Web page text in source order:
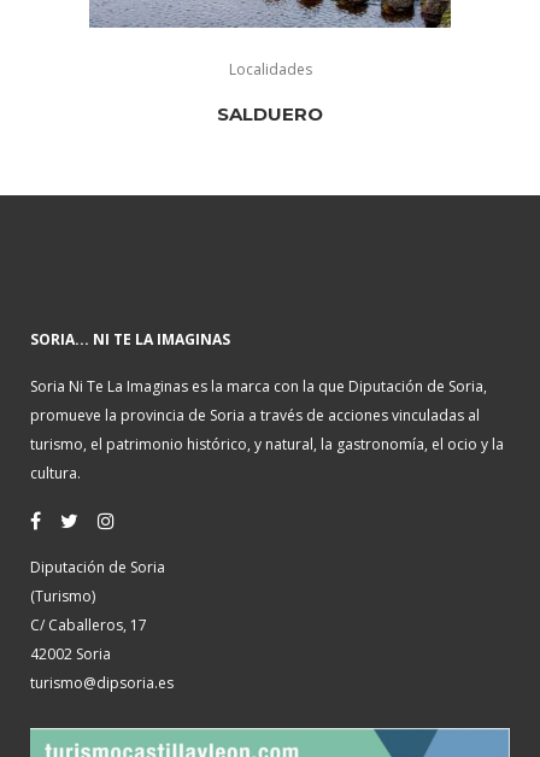
Localidades
SALDUERO
SORIA... NI TE LA IMAGINAS
Soria Ni Te La Imaginas es la marca con la que Diputación de Soria,
promueve la provincia de Soria a través de acciones vinculadas al
turismo, el patrimonio histórico, y natural, la gastronomía, el ocio y la
cultura.
Diputación de Soria
(Turismo)
C/ Caballeros, 17
42002 Soria
turismo@dipsoria.es